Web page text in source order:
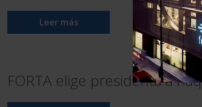
Leer más
FORTA elige presidenta a